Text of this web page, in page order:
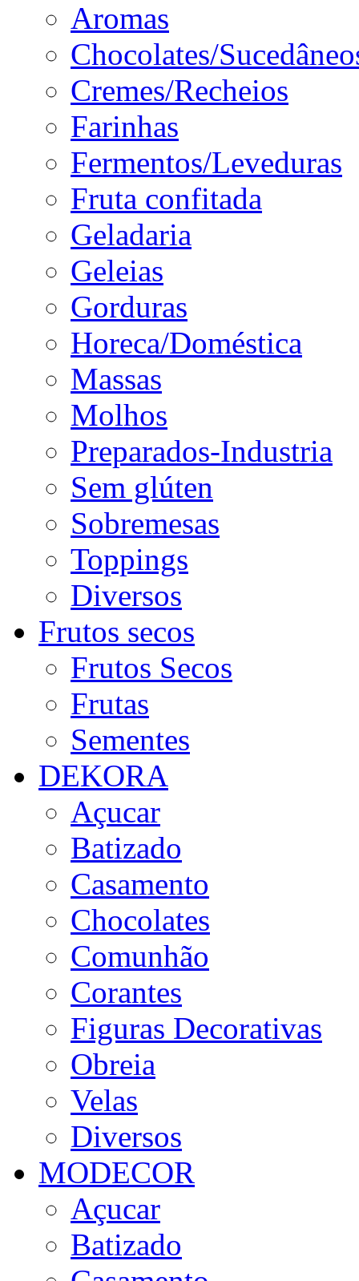
Aromas
Chocolates/
Cremes/Recheios
Farinhas
Fermentos/Leveduras
Fruta confitada
Geladaria
Geleias
Gorduras
Horeca/Doméstica
Massas
Molhos
Preparados-Industria
Sem glúten
Sobremesas
Toppings
Diversos
Frutos secos
Frutos Secos
Frutas
Sementes
DEKORA
Açucar
Batizado
Casamento
Chocolates
Comunhão
Corantes
Figuras Decorativas
Obreia
Velas
Diversos
MODECOR
Açucar
Batizado